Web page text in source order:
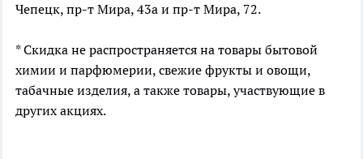
Чепецк, пр-т Мира, 43а и пр-т Мира, 72.
* Скидка не распространяется на товары бытовой
химии и парфюмерии, свежие фрукты и овощи,
табачные изделия, а также товары, участвующие в
других акциях.